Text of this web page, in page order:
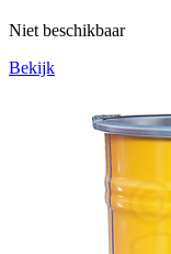
Niet beschikbaar
Bekijk